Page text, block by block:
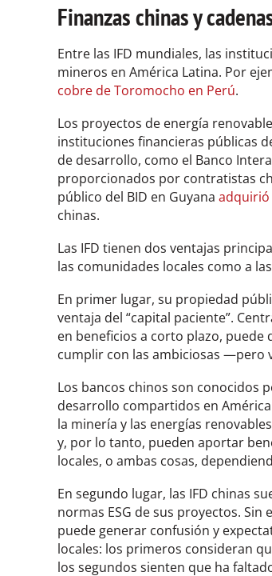
Finanzas chinas y
Entre las IFD mundiales, las
mineros en América Latina. Por
cobre de Toromocho en Perú.
Los proyectos de energía
instituciones financieras públicas
de desarrollo, como el Banco
proporcionados por contratistas
público del BID en Guyana adquirió
chinas.
Las IFD tienen dos ventajas
las comunidades locales como a
En primer lugar, su propiedad
ventaja del “capital paciente”.
en beneficios a corto plazo, puede
cumplir con las ambiciosas —pero
Los bancos chinos son conocidos
desarrollo compartidos en
la minería y las energías
y, por lo tanto, pueden aportar
locales, o ambas cosas,
En segundo lugar, las IFD chinas
normas ESG de sus proyectos. Sin
puede generar confusión y
locales: los primeros consideran
los segundos sienten que ha